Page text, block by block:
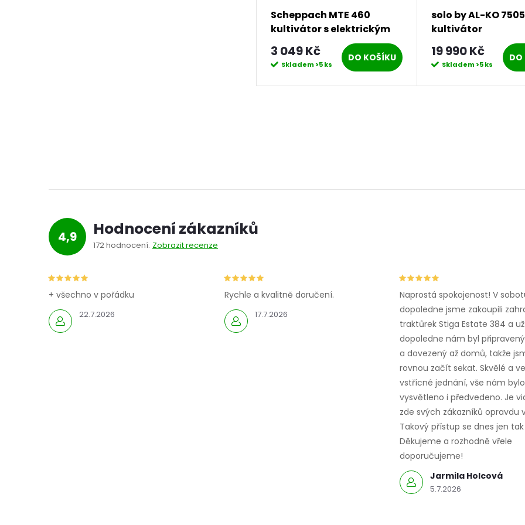
Scheppach MTE 460
kultivátor s elektrickým
motorem 1500 W
3 049 Kč
Skladem>5 ks
DO KOŠÍKU
solo by AL-KO
kultivátor
19 990 Kč
Skladem>5 ks
DO
d
c
í
p
4,9 Hodnocení zákazníků
172 hodnocení Zobrazit recenze
22.7.2026
+ všechno v pořádku
17.7.2026
Rychle a kvalitně doručení.
Jarmila Holcová
5.7.2026
Naprostá spokojenost! V
dopoledne jsme zakoupili
traktůrek Stiga Estate 384 a
dopoledne nám byl
a dovezený až domů, takže
rovnou začít sekat. Skvělé a
vstřícné jednání, vše nám bylo
vysvětleno i předvedeno. Je
zde svých zákazníků opravdu
Takový přístup se dnes jen
Děkujeme a rozhodně vřele
doporučujeme!